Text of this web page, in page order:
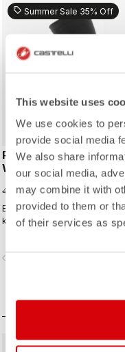
This website uses
We use cookies to
provide social media
We also share
our social media,
may combine it with
provided to them or
of their services as
sell Summer Sale 35% Off
PRO SEAMLESS LEG
WARMER
49,00 CHF 31,85 CHF
Ein großer Temperaturbereich
kombiniert mit nahtlosem
beliebtesten Warmer.
sellSummer Sale 35% Off